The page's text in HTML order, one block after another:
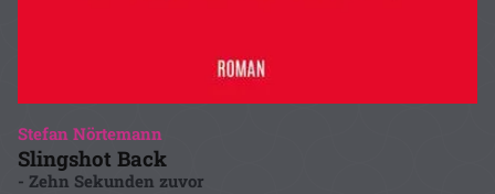
Stefan Nörtemann
Slingshot Back
- Zehn Sekunden zuvor